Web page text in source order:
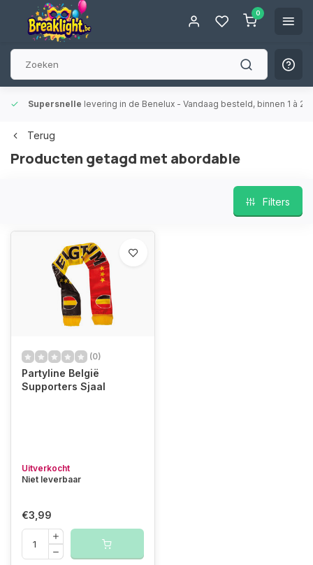
0
Supersnelle levering in de Benelux - Vandaag besteld, binnen 1 à 2
Terug
Producten getagd met abordable
Filters
(0)
Partyline België
Supporters Sjaal
Uitverkocht
Niet leverbaar
€3,99